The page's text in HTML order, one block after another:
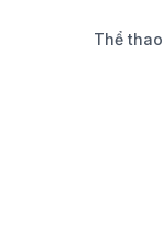
Thể thao